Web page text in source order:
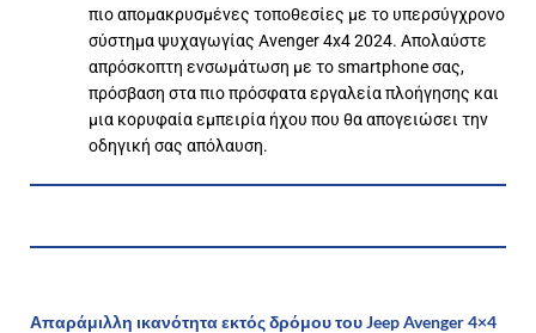
πιο απομακρυσμένες τοποθεσίες με το υπερσύγχρονο
σύστημα ψυχαγωγίας Avenger 4x4 2024. Απολαύστε
απρόσκοπτη ενσωμάτωση με το smartphone σας,
πρόσβαση στα πιο πρόσφατα εργαλεία πλοήγησης και
μια κορυφαία εμπειρία ήχου που θα απογειώσει την
οδηγική σας απόλαυση.
Απαράμιλλη ικανότητα εκτός δρόμου του Jeep Avenger 4×4